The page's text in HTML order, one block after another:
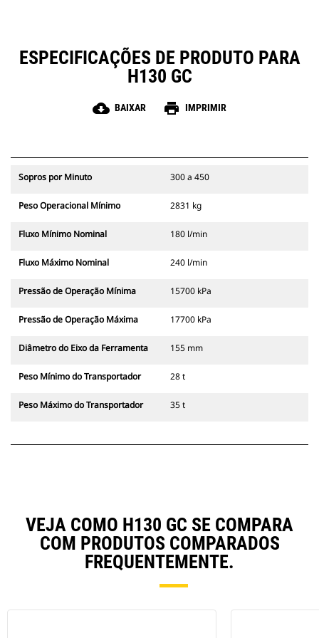
independente ajuda a evitar a
contaminação do sistema
hidráulico principal.
ESPECIFICAÇÕES DE PRODUTO PARA
H130 GC
cloud_download BAIXAR print IMPRIMIR
Sopros por Minuto 300 a 450
Peso Operacional Mínimo 2831 kg
Fluxo Mínimo Nominal 180 l/min
Fluxo Máximo Nominal 240 l/min
Pressão de Operação Mínima 15700 kPa
Pressão de Operação Máxima 17700 kPa
Diâmetro do Eixo da Ferramenta 155 mm
Peso Mínimo do Transportador 28 t
Peso Máximo do Transportador 35 t
VEJA COMO H130 GC SE COMPARA
COM PRODUTOS COMPARADOS
FREQUENTEMENTE.